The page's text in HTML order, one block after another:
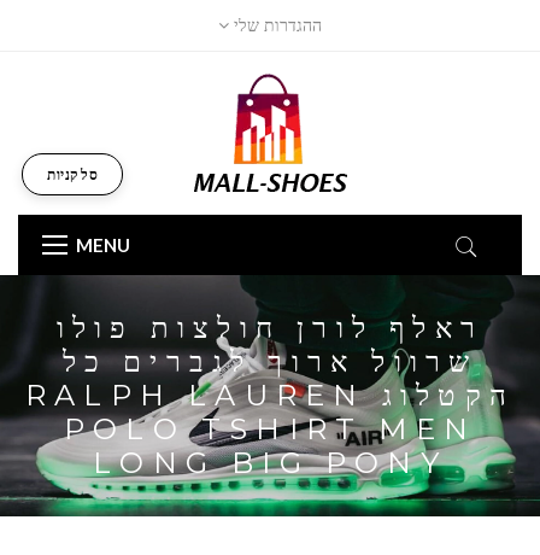
ההגדרות שלי
MENU
סל קניות
ראלף לורן חולצות פולו
שרוול ארוך לגברים כל
הקטלוג RALPH LAUREN
POLO TSHIRT MEN
LONG BIG PONY